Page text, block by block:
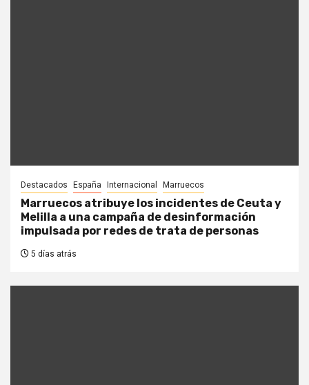
Destacados España Internacional Marruecos
Marruecos atribuye los incidentes de Ceuta y
Melilla a una campaña de desinformación
impulsada por redes de trata de personas
5 días atrás